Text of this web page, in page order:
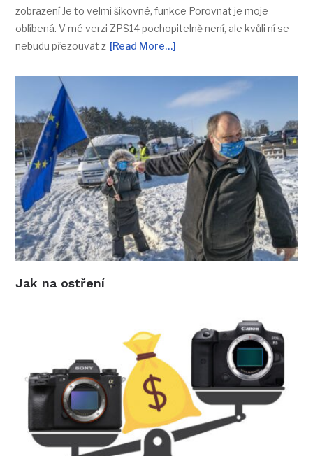
zobrazení Je to velmi šikovné, funkce Porovnat je moje
oblíbená. V mé verzi ZPS14 pochopitelně není, ale kvůli ní se
nebudu přezouvat z [Read More…]
Jak na ostření